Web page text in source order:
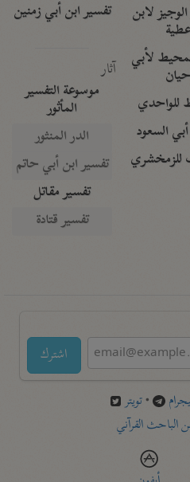
لابن
لأبي
حيان
للواحدي
السعود
للزمخشري
تفسير ابن أبي زمنين
آثار
موسوعة التفسير
المأثور
الدر المنثور
تفسير ابن أبي حاتم
تفسير مقاتل
تفسير قتادة
اشترك
•تويتر
الباحث القرآني